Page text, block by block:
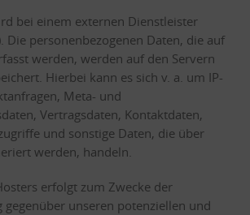
bei einem externen Dienstleister
Die personenbezogenen Daten, die auf
werden, werden auf den Servern
Hierbei kann es sich v. a. um IP-
Meta- und
Vertragsdaten, Kontaktdaten,
und sonstige Daten, die über
werden, handeln.
erfolgt zum Zwecke der
gegenüber unseren potenziellen und